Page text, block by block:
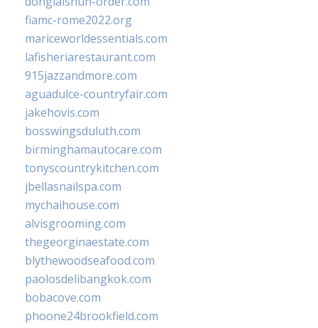
fiamc-rome2022.org
mariceworldessentials.com
lafisheriarestaurant.com
915jazzandmore.com
aguadulce-countryfair.com
jakehovis.com
bosswingsduluth.com
birminghamautocare.com
tonyscountrykitchen.com
jbellasnailspa.com
mychaihouse.com
alvisgrooming.com
thegeorginaestate.com
blythewoodseafood.com
paolosdelibangkok.com
bobacove.com
phoone24brookfield.com